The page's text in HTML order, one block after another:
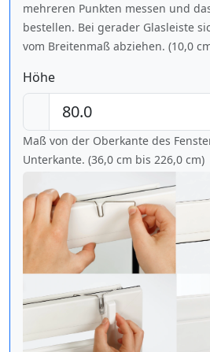
mehreren Punkten messen und
bestellen. Bei gerader Glasleiste
vom Breitenmaß abziehen. (10,0
Höhe
Maß von der Oberkante des
Unterkante. (36,0 cm bis 226,0 cm)